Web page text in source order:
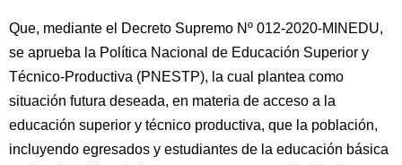
Que, mediante el Decreto Supremo Nº 012-2020-MINEDU,
se aprueba la Política Nacional de Educación Superior y
Técnico-Productiva (PNESTP), la cual plantea como
situación futura deseada, en materia de acceso a la
educación superior y técnico productiva, que la población,
incluyendo egresados y estudiantes de la educación básica